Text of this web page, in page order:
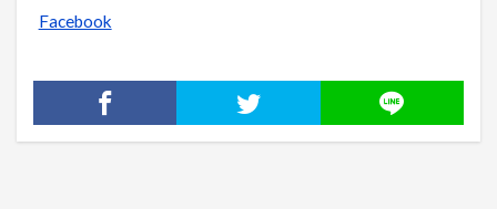
Facebook